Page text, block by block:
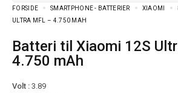
FORSIDE SMARTPHONE - BATTERIER XIAOMI
ULTRA MFL – 4.750 MAH
Batteri til Xiaomi 12S Ultra mfl –
4.750 mAh
Volt : 3.89